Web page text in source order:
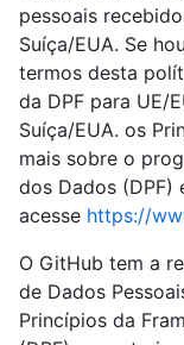
pessoais
Suíça/EUA. Se
termos desta
da DPF para UE/
Suíça/EUA. os
mais sobre o
dos Dados (DPF)
acesse https://
O GitHub tem a
de Dados
Princípios da